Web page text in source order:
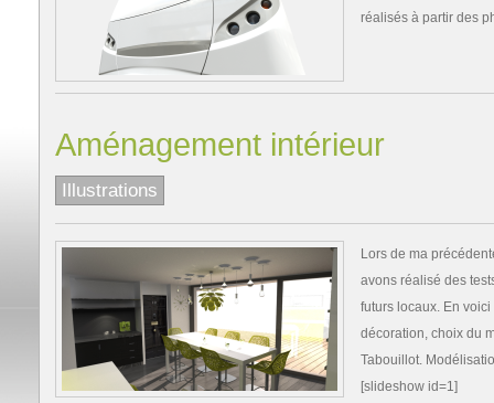
réalisés à partir des
Aménagement intérieur
Illustrations
Lors de ma
avons réalisé des
futurs locaux. En
décoration, choix du
Tabouillot.
[slideshow id=1]